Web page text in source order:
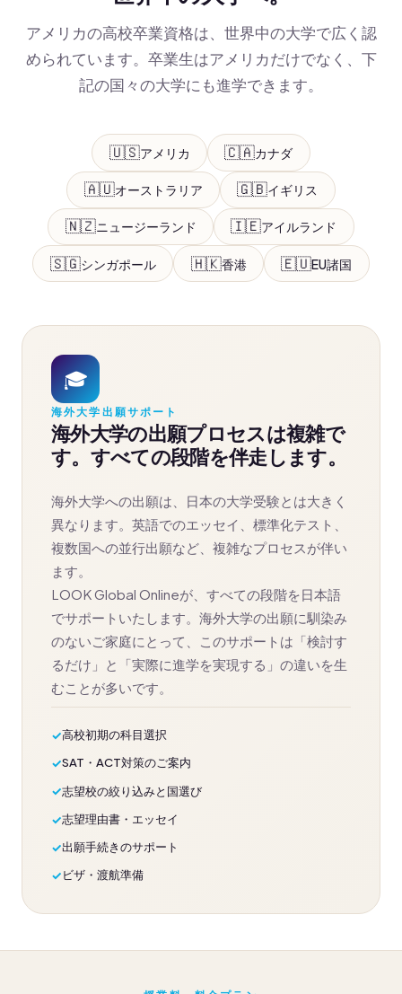
アメリカの高校卒業資格は、世界中の大学で広く認
められています。卒業生はアメリカだけでなく、下
記の国々の大学にも進学できます。
🇺🇸アメリカ 🇨🇦カナダ
🇦🇺オーストラリア 🇬🇧イギリス
🇳🇿ニュージーランド 🇮🇪アイルランド
🇸🇬シンガポール 🇭🇰香港 🇪🇺EU諸国
🎓
海外大学出願サポート
海外大学の出願プロセスは複雑で
す。すべての段階を伴走します。
海外大学への出願は、日本の大学受験とは大きく
異なります。英語でのエッセイ、標準化テスト、
複数国への並行出願など、複雑なプロセスが伴い
ます。
LOOK Global Onlineが、すべての段階を日本語
でサポートいたします。海外大学の出願に馴染み
のないご家庭にとって、このサポートは「検討す
るだけ」と「実際に進学を実現する」の違いを生
むことが多いです。
高校初期の科目選択
SAT・ACT対策のご案内
志望校の絞り込みと国選び
志望理由書・エッセイ
出願手続きのサポート
ビザ・渡航準備